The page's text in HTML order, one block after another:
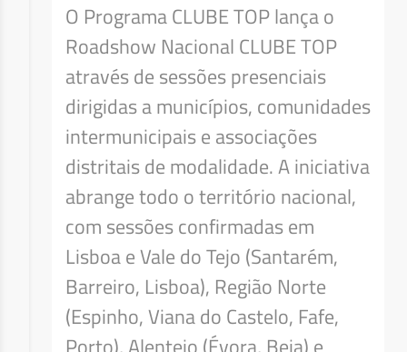
O Programa CLUBE TOP lança o
Roadshow Nacional CLUBE TOP
através de sessões presenciais
dirigidas a municípios, comunidades
intermunicipais e associações
distritais de modalidade. A iniciativa
abrange todo o território nacional,
com sessões confirmadas em
Lisboa e Vale do Tejo (Santarém,
Barreiro, Lisboa), Região Norte
(Espinho, Viana do Castelo, Fafe,